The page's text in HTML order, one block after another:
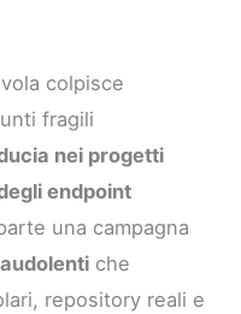
colpisce
fragili
nei progetti
endpoint
una campagna
che
repository reali e